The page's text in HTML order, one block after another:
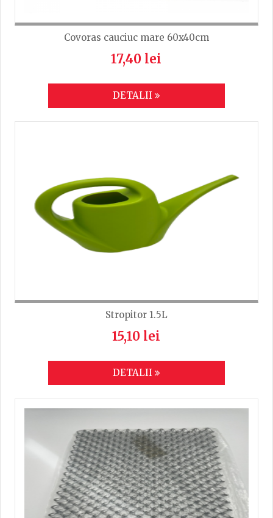
Covoras cauciuc mare 60x40cm
17,40 lei
DETALII
Stropitor 1.5L
15,10 lei
DETALII